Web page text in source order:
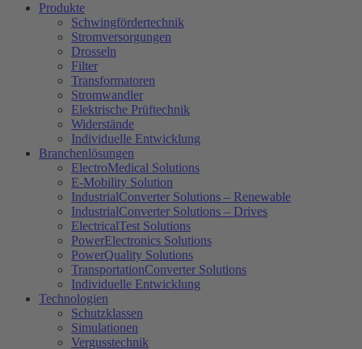
Produkte
Schwingfördertechnik
Stromversorgungen
Drosseln
Filter
Transformatoren
Stromwandler
Elektrische Prüftechnik
Widerstände
Individuelle Entwicklung
Branchenlösungen
ElectroMedical Solutions
E-Mobility Solution
IndustrialConverter Solutions – Renewable
IndustrialConverter Solutions – Drives
ElectricalTest Solutions
PowerElectronics Solutions
PowerQuality Solutions
TransportationConverter Solutions
Individuelle Entwicklung
Technologien
Schutzklassen
Simulationen
Vergusstechnik